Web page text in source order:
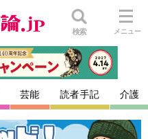
検索 メニュー
芸能 読者手記 介護